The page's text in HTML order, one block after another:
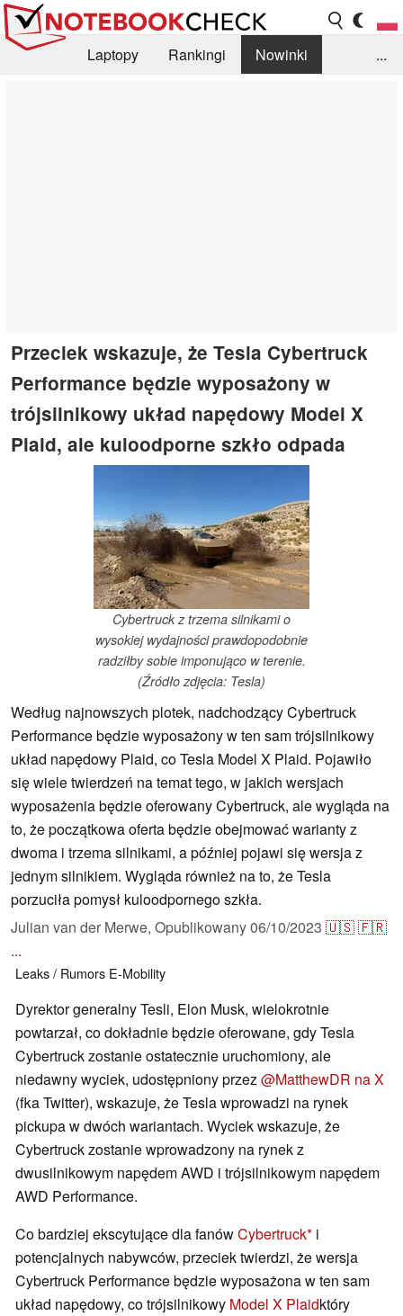
Laptopy Rankingi
Nowinki
...
Przeciek wskazuje, że Tesla Cybertruck
Performance będzie wyposażony w
trójsilnikowy układ napędowy Model X
Plaid, ale kuloodporne szkło odpada
Cybertruck z trzema silnikami o
wysokiej wydajności prawdopodobnie
radziłby sobie imponująco w terenie.
(Źródło zdjęcia: Tesla)
Według najnowszych plotek, nadchodzący Cybertruck
Performance będzie wyposażony w ten sam trójsilnikowy
układ napędowy Plaid, co Tesla Model X Plaid. Pojawiło
się wiele twierdzeń na temat tego, w jakich wersjach
wyposażenia będzie oferowany Cybertruck, ale wygląda na
to, że początkowa oferta będzie obejmować warianty z
dwoma i trzema silnikami, a później pojawi się wersja z
jednym silnikiem. Wygląda również na to, że Tesla
porzuciła pomysł kuloodpornego szkła.
Julian van der Merwe, Opublikowany06/10/2023 🇺🇸🇫🇷
...
Leaks / Rumors E-Mobility
Dyrektor generalny Tesli, Elon Musk, wielokrotnie
powtarzał, co dokładnie będzie oferowane, gdy Tesla
Cybertruck zostanie ostatecznie uruchomiony, ale
niedawny wyciek, udostępniony przez@MatthewDR na X
(fka Twitter), wskazuje, że Tesla wprowadzi na rynek
pickupa w dwóch wariantach. Wyciek wskazuje, że
Cybertruck zostanie wprowadzony na rynek z
dwusilnikowym napędem AWD i trójsilnikowym napędem
AWD Performance.
Co bardziej ekscytujące dla fanówCybertruck i
potencjalnych nabywców, przeciek twierdzi, że wersja
Cybertruck Performance będzie wyposażona w ten sam
układ napędowy, co trójsilnikowy Model X Plaidktóry